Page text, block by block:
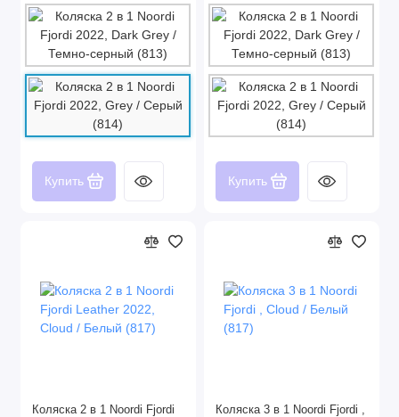
Купить Купить
Коляска 2 в 1 Noordi Fjordi
Коляска 3 в 1 Noordi Fjordi ,